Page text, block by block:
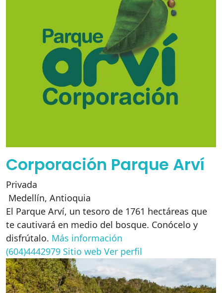
Corporación Parque Arví
Privada
Medellín, Antioquia
El Parque Arví, un tesoro de 1761 hectáreas que
te cautivará en medio del bosque. Conócelo y
disfrútalo. Más información
(604)4442979 Sitio web Ver perfil